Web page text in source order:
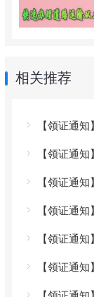
相关推荐
【领证通知】
【领证通知】
【领证通知】
【领证通知】
【领证通知】
【领证通知】